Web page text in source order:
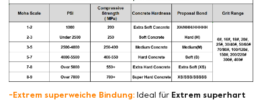
-Extrem superweiche Bindung: Ideal für Extrem superhart